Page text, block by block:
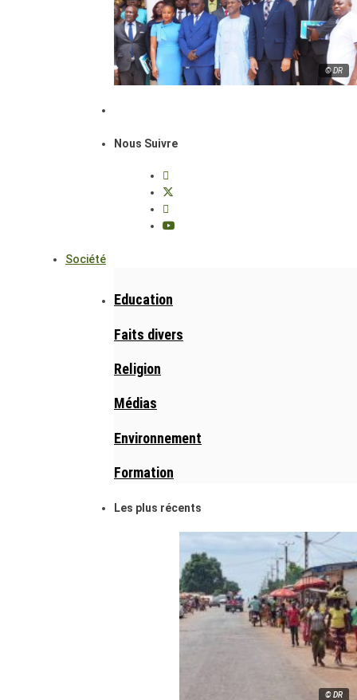
© DR
Nous Suivre
Société
Education
Faits divers
Religion
Médias
Environnement
Formation
Les plus récents
© DR